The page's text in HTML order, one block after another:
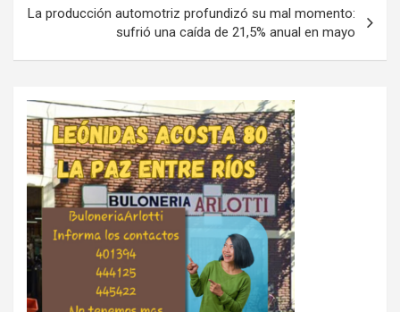
La producción automotriz profundizó su mal momento:
sufrió una caída de 21,5% anual en mayo